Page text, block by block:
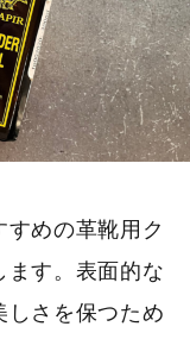
めの革靴用ク
ます。表面的な
しさを保つため